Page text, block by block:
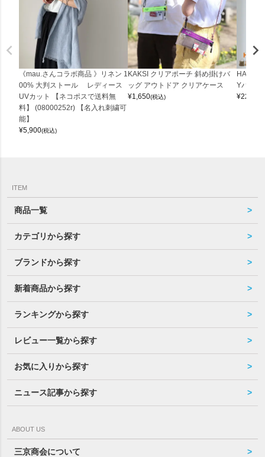
《mau.さんコラボ商品 》リネン 1
00% 大判ストール レディース
UVカット 【ネコポスで送料無
料】 (08000252r) 【名入れ刺繍可
能】
¥5,900(税込)
KAKSI クリアポーチ 斜め掛けバ
ッグ アウトドア クリアケース
¥1,650(税込)
Yバッグ
¥22,000
ITEM
商品一覧
カテゴリから探す
ブランドから探す
新着商品から探す
ランキングから探す
レビュー一覧から探す
お気に入りから探す
ニュース記事から探す
ABOUT US
三京商会について